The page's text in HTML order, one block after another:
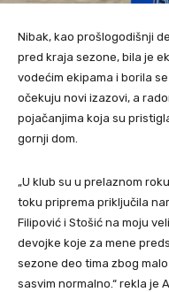
Nibak, kao prošlogodišnji
pred kraja sezone, bila je
vodećim ekipama i borila
očekuju novi izazovi, a
pojačanjima koja su
gornji dom.
„U klub su u prelaznom
toku priprema priključila
Filipović i Stošić na moju
devojke koje za mene
sezone deo tima zbog
sasvim normalno.“ rekla je